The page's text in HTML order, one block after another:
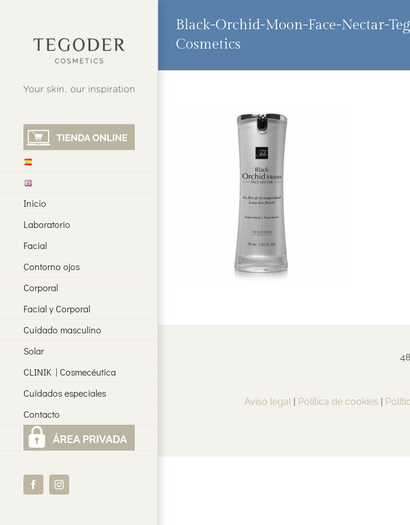
Inicio
Laboratorio
Facial
Contorno ojos
Corporal
Facial y Corporal
Cuidado masculino
Solar
CLINIK | Cosmecéutica
Cuidados especiales
Contacto
FacebookInstagram
Black-Orchid-Moon-Face-Nectar-
Cosmetics
Aviso legal | Política de cookies |